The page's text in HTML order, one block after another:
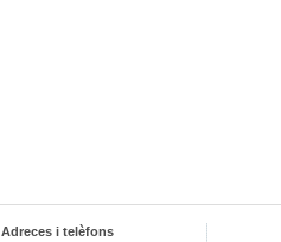
Adreces i telèfons